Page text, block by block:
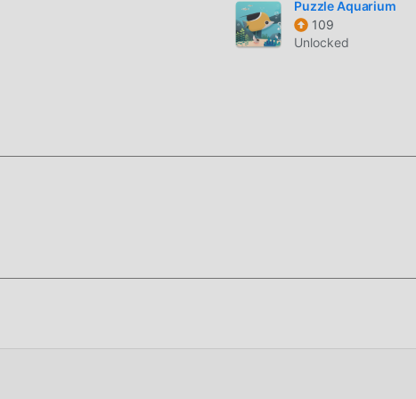
l'APP moddroid, puoi scaricare direttamente la versione
Puzzle Aquarium
109
Unlocked